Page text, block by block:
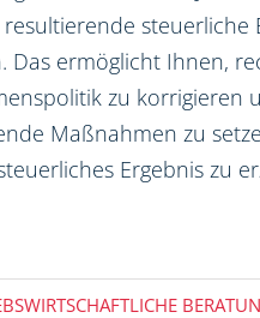
steuerliche
Das ermöglicht Ihnen,
zu korrigieren
Maßnahmen zu
Ergebnis zu